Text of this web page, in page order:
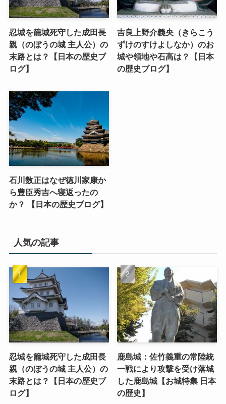
忍城を籠城死守した成田長
親（のぼうの城 主人公）の
末路とは？【日本の歴史ブ
ログ】
吉良上野介義央（きらこう
ずけのすけよしなか）のお
城や領地や石高は？【日本
の歴史ブログ】
石川数正はなぜ徳川家康か
ら豊臣秀吉へ寝返ったの
か？ 【日本の歴史ブログ】
人気の記事
忍城を籠城死守した成田長
親（のぼうの城 主人公）の
末路とは？【日本の歴史ブ
ログ】
鹿島城：佐竹義重の常陸統
一戦により攻撃を受け落城
した鹿島城【お城特集 日本
の歴史】